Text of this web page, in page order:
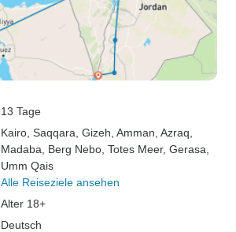
13 Tage
Kairo , Saqqara , Gizeh , Amman , Azraq
Madaba , Berg Nebo , Totes Meer, Gerasa
Umm Qais
Alle Reiseziele ansehen
Alter 18+
Deutsch